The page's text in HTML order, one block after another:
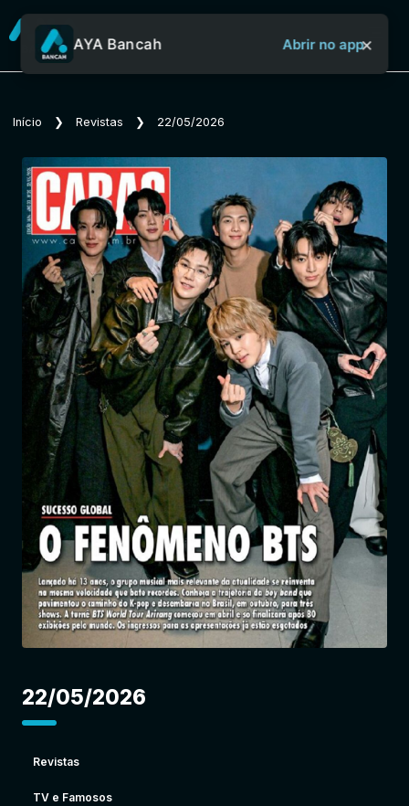
Sobre o Aya Bancah
Revistas
Jornais
Notícias
Entrar
AYA Bancah Abrir no app×
Início ❯ Revistas ❯ 22/05/2026
22/05/2026
Revistas
TV e Famosos